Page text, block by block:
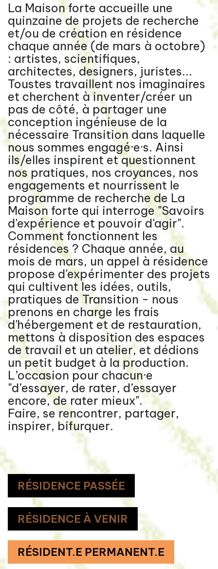
La Maison forte accueille une
quinzaine de projets de recherche
et/ou de création en résidence
chaque année (de mars à octobre)
: artistes, scientifiques,
architectes, designers, juristes...
Toustes travaillent nos imaginaires
et cherchent à inventer/créer un
pas de côté, à partager une
conception ingénieuse de la
nécessaire Transition dans laquelle
nous sommes engagé·e·s. Ainsi
ils/elles inspirent et questionnent
nos pratiques, nos croyances, nos
engagements et nourrissent le
programme de recherche de La
Maison forte qui interroge "Savoirs
d'expérience et pouvoir d'agir".
Comment fonctionnent les
résidences ? Chaque année, au
mois de mars, un appel à résidence
propose d'expérimenter des projets
qui cultivent les idées, outils,
pratiques de Transition - nous
prenons en charge les frais
d'hébergement et de restauration,
mettons à disposition des espaces
de travail et un atelier, et dédions
un petit budget à la production.
L’occasion pour chacun·e
"d’essayer, de rater, d’essayer
encore, de rater mieux".
Faire, se rencontrer, partager,
inspirer, bifurquer.
RÉSIDENCE PASSÉE
RÉSIDENCE À VENIR
RÉSIDENT.E PERMANENT.E